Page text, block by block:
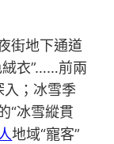
街地下通道
絨衣”……前兩
入；冰雪季
“冰雪縱貫
地域“寵客”